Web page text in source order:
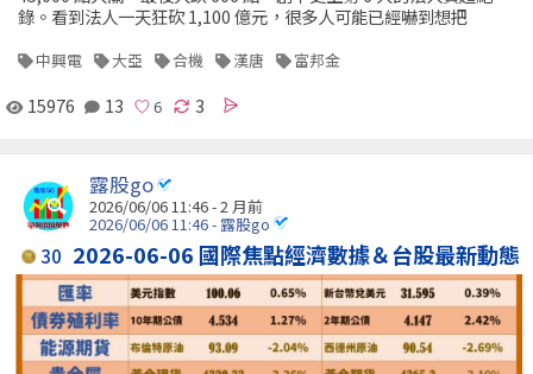
錄。看到法人一天狂砍 1,100 億元，很多人可能已經嚇到想把
中興電 大亞 合機 漢唐 富邦金
15976 13 3
露股go
2026/06/06 11:46 - 2 月前
2026/06/06 11:46 - 露股go
30 2026-06-06 國際焦點經濟數據＆台股最新動態